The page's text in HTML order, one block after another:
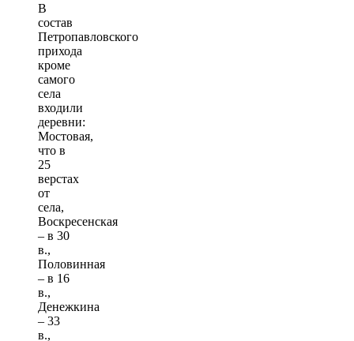
В
состав
Петропавловского
прихода
кроме
самого
села
входили
деревни:
Мостовая,
что в
25
верстах
от
села,
Воскресенская
– в 30
в.,
Половинная
– в 16
в.,
Денежкина
– 33
в.,